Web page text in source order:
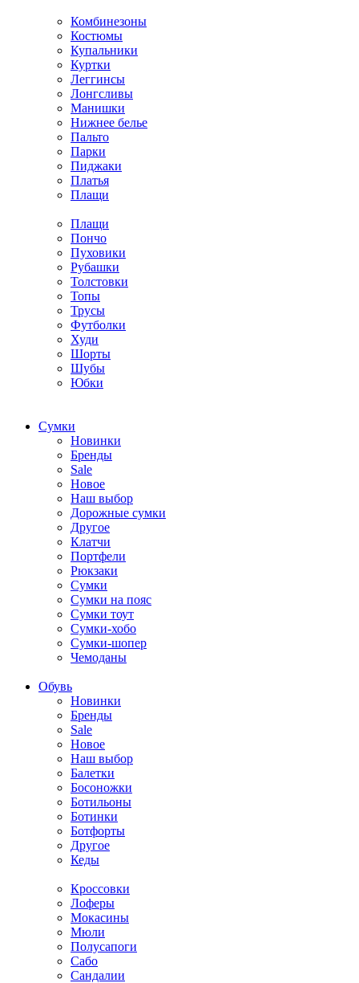
Комбинезоны
Костюмы
Купальники
Куртки
Леггинсы
Лонгсливы
Манишки
Нижнее белье
Пальто
Парки
Пиджаки
Платья
Плащи
Плащи
Пончо
Пуховики
Рубашки
Толстовки
Топы
Трусы
Футболки
Худи
Шорты
Шубы
Юбки
Cумки
Новинки
Бренды
Sale
Новое
Наш выбор
Дорожные сумки
Другое
Клатчи
Портфели
Рюкзаки
Сумки
Сумки на пояс
Сумки тоут
Сумки-хобо
Сумки-шопер
Чемоданы
Обувь
Новинки
Бренды
Sale
Новое
Наш выбор
Балетки
Босоножки
Ботильоны
Ботинки
Ботфорты
Другое
Кеды
Кроссовки
Лоферы
Мокасины
Мюли
Полусапоги
Сабо
Сандалии